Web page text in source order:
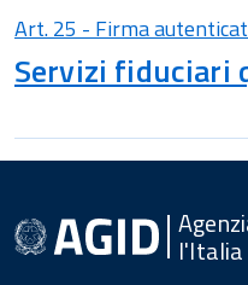
Art. 25 - Firma
Servizi fiduciari